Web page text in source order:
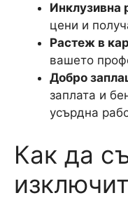
Инклузивна
цени и
Растеж в
вашето
Добро
заплата и
усърдна
Как да